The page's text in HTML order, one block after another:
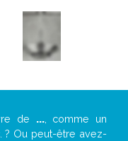
de ..., comme un
? Ou peut-être avez-